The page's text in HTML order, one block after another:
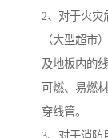
2、对于火灾
（大型超市
及地板内的
可燃、易燃
穿线管。